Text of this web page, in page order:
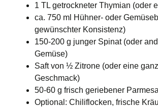
1 TL getrockneter Thymian (oder
ca. 750 ml Hühner- oder
gewünschter Konsistenz)
150-200 g junger Spinat (oder
Gemüse)
Saft von ½ Zitrone (oder eine
Geschmack)
50-60 g frisch geriebener
Optional: Chiliflocken, frische